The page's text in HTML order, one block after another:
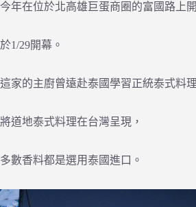
今年在位於北高雄巨蛋商圈的富國路上
於1/29開幕。
這家的主廚曾遠赴泰國學習正統泰式料
將道地泰式料理在台灣呈現，
多數香料都是選用泰國進口。